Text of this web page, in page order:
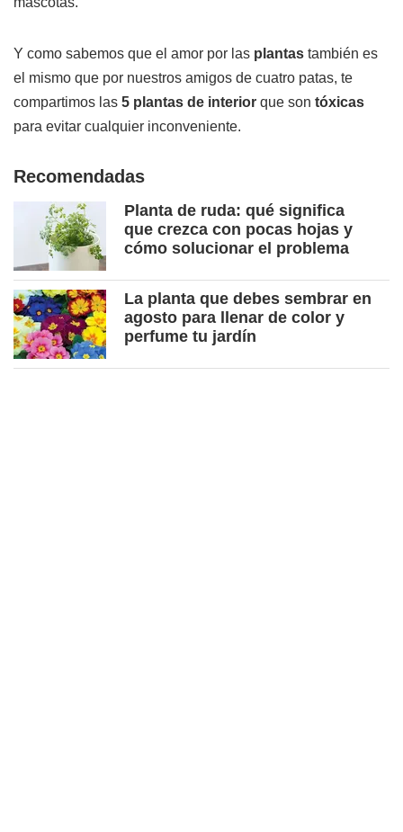
Y como sabemos que el amor por las plantas también es
el mismo que por nuestros amigos de cuatro patas, te
compartimos las 5 plantas de interior que son tóxicas
para evitar cualquier inconveniente.
Recomendadas
Planta de ruda: qué significa
que crezca con pocas hojas y
cómo solucionar el problema
La planta que debes sembrar en
agosto para llenar de color y
perfume tu jardín